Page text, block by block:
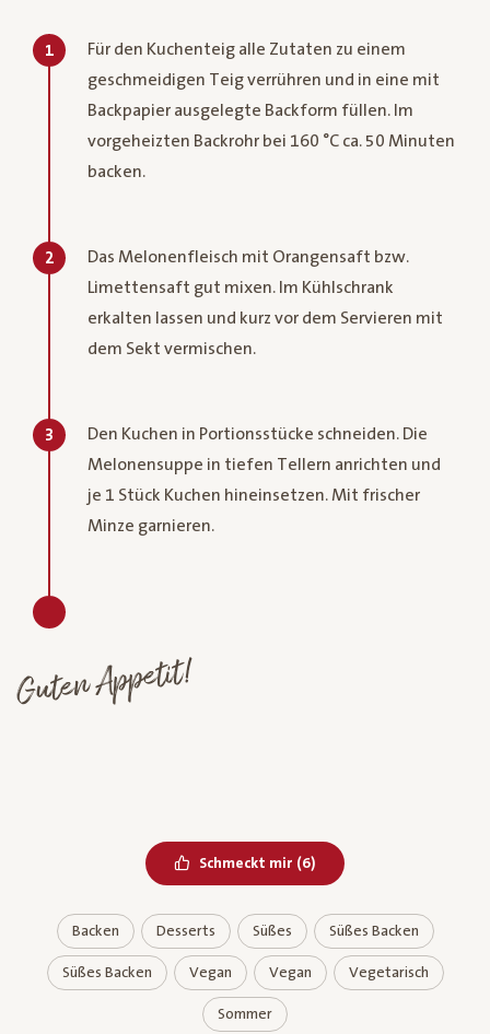
1
Für den Kuchenteig alle Zutaten zu einem
geschmeidigen Teig verrühren und in eine mit
Backpapier ausgelegte Backform füllen. Im
vorgeheizten Backrohr bei 160 °C ca. 50 Minuten
backen.
2
Das Melonenfleisch mit Orangensaft bzw.
Limettensaft gut mixen. Im Kühlschrank
erkalten lassen und kurz vor dem Servieren mit
dem Sekt vermischen.
3
Den Kuchen in Portionsstücke schneiden. Die
Melonensuppe in tiefen Tellern anrichten und
je 1 Stück Kuchen hineinsetzen. Mit frischer
Minze garnieren.
Guten Appetit!
Schmeckt mir Bereits geliked
(6)
Backen Desserts Süßes Süßes Backen
Süßes Backen Vegan Vegan Vegetarisch
Sommer